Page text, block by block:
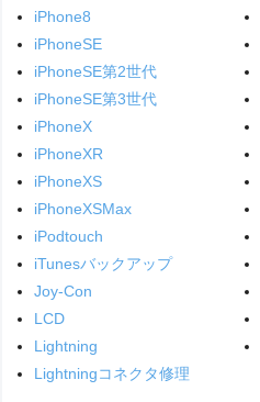
iPhone8
iPhoneSE
iPhoneSE第2世代
iPhoneSE第3世代
iPhoneX
iPhoneXR
iPhoneXS
iPhoneXSMax
iPodtouch
iTunesバックアップ
Joy-Con
LCD
Lightning
Lightningコネクタ修理